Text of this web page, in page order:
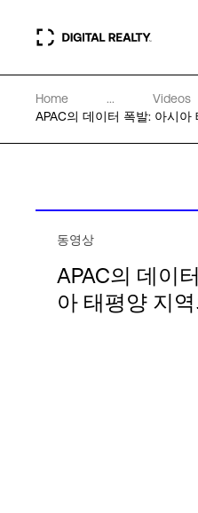
데이터 센터
전문성 및 리소스
Home ...
Videos
APAC의 데이터 폭발: 아시아
동영상
APAC의 데이
아 태평양 지